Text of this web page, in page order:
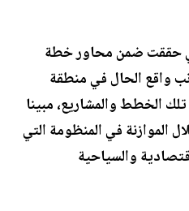
حققت ضمن محاور خطة
واقع الحال في منطقة
الخطط والمشاريع، مبينا
الموازنة في المنظومة التي
والسياحية